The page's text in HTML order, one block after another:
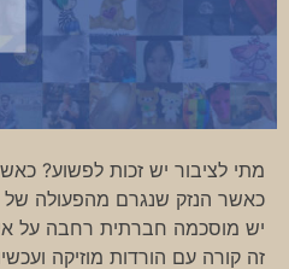
מתי לציבור יש זכות לפשוע?
כאשר הנזק שנגרם מהפעולה של
יש מוסכמה חברתית רחבה על אי
זה קורה עם הורדות מוזיקה